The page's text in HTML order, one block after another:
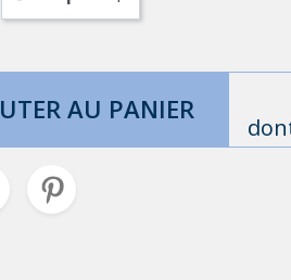
AU PANIER